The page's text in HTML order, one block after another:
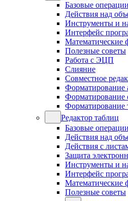
Базовые операции
Действия над
Инструменты и
Интерфейс
Математические
Полезные советы
Работа с ЭЦП
Слияние
Совместное
Форматирование
Форматирование
Форматирование
Редактор таблиц
Базовые операции
Действия над
Действия с
Защита
Инструменты и
Интерфейс
Математические
Полезные советы